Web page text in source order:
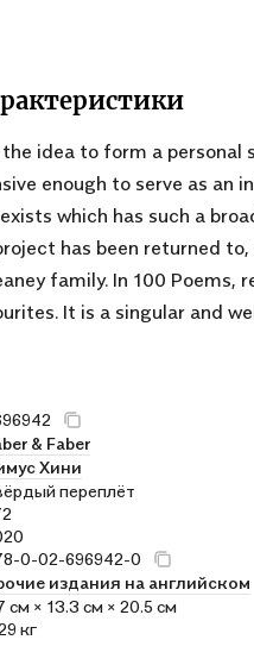
the idea to form a
enough to serve as an
which has such a
has been returned
family. In 100 Poems,
It is a singular and
& Faber
Хини
переплёт
0-02-696942-0
издания на английском
см × 13.3 см × 20.5 см
кг